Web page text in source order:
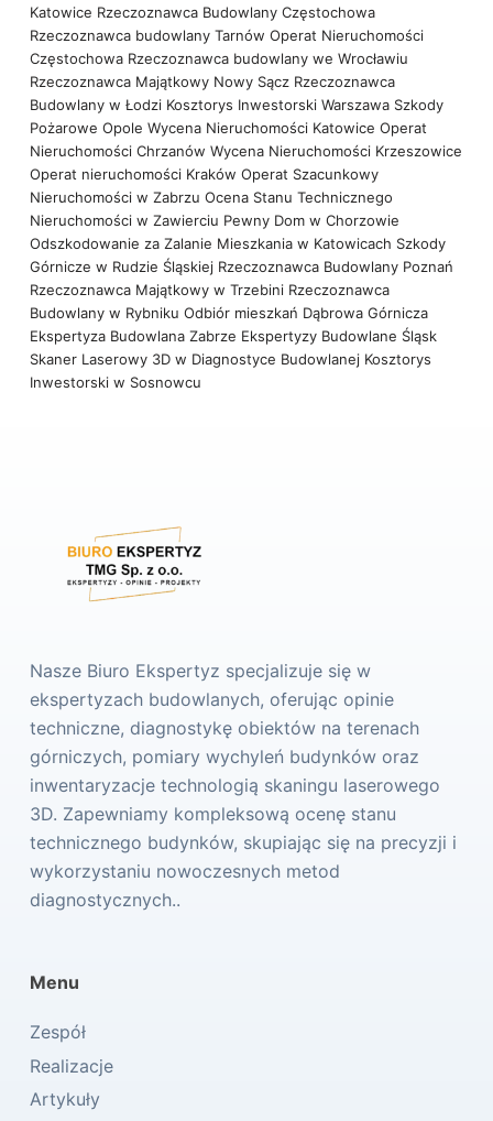
Katowice Rzeczoznawca Budowlany Częstochowa
Rzeczoznawca budowlany Tarnów Operat Nieruchomości
Częstochowa Rzeczoznawca budowlany we Wrocławiu
Rzeczoznawca Majątkowy Nowy Sącz Rzeczoznawca
Budowlany w Łodzi Kosztorys Inwestorski Warszawa Szkody
Pożarowe Opole Wycena Nieruchomości Katowice Operat
Nieruchomości Chrzanów Wycena Nieruchomości Krzeszowice
Operat nieruchomości Kraków Operat Szacunkowy
Nieruchomości w Zabrzu Ocena Stanu Technicznego
Nieruchomości w Zawierciu Pewny Dom w Chorzowie
Odszkodowanie za Zalanie Mieszkania w Katowicach Szkody
Górnicze w Rudzie Śląskiej Rzeczoznawca Budowlany Poznań
Rzeczoznawca Majątkowy w Trzebini Rzeczoznawca
Budowlany w Rybniku Odbiór mieszkań Dąbrowa Górnicza
Ekspertyza Budowlana Zabrze Ekspertyzy Budowlane Śląsk
Skaner Laserowy 3D w Diagnostyce Budowlanej Kosztorys
Inwestorski w Sosnowcu
Nasze Biuro Ekspertyz specjalizuje się w
ekspertyzach budowlanych, oferując opinie
techniczne, diagnostykę obiektów na terenach
górniczych, pomiary wychyleń budynków oraz
inwentaryzacje technologią skaningu laserowego
3D. Zapewniamy kompleksową ocenę stanu
technicznego budynków, skupiając się na precyzji i
wykorzystaniu nowoczesnych metod
diagnostycznych..
Menu
Zespół
Realizacje
Artykuły